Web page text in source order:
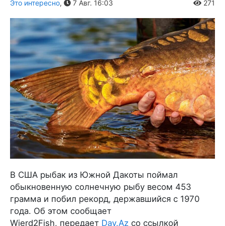
Это интересно, 7 Авг. 16:03 271
В США рыбак из Южной Дакоты поймал
обыкновенную солнечную рыбу весом 453
грамма и побил рекорд, державшийся с 1970
года. Об этом сообщает
Wierd2Fish, передает Day.Az со ссылкой